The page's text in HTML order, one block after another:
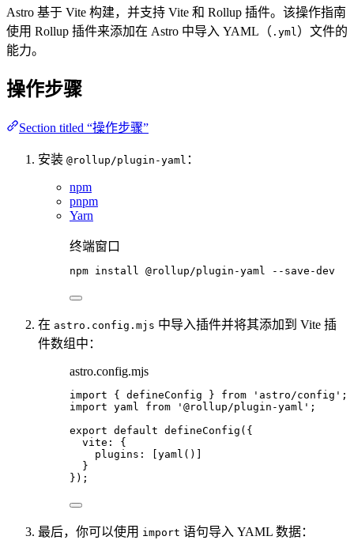
Astro 基于 Vite 构建，并支持 Vite 和 Rollup 插件。该操作指南
使用 Rollup 插件来添加在 Astro 中导入 YAML（ .yml ）文件的
能力。
操作步骤
Section titled “操作步骤”
安装 @rollup/plugin-yaml ：
npm
pnpm
Yarn
终端窗口
npm install @rollup/plugin-yaml --save-dev
在 astro.config.mjs 中导入插件并将其添加到 Vite 插
件数组中：
astro.config.mjs
import { defineConfig } from ' astro/config ' ;
import yaml from ' @rollup/plugin-yaml ' ;
export default defineConfig ({
vite: {
plugins: [ yaml ()]
}
});
最后，你可以使用 import 语句导入 YAML 数据：